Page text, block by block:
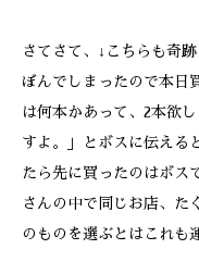
さてさて、↓こちらも奇
ぼんでしまったので本日
は何本かあって、2本欲
すよ。」とボスに伝える
たら先に買ったのはボス
さんの中で同じお店、た
のものを選ぶとはこれも